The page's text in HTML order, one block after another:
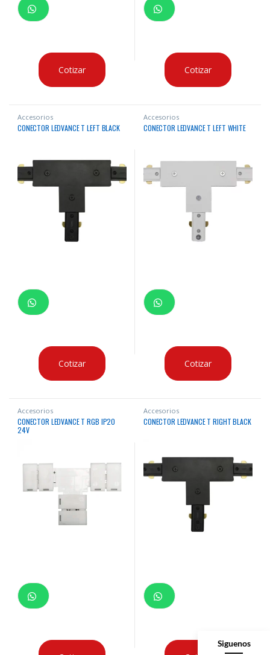
Cotizar Cotizar
Accesorios
CONECTOR LEDVANCE T LEFT BLACK
Cotizar
Accesorios
CONECTOR LEDVANCE T LEFT WHITE
Cotizar
Accesorios
CONECTOR LEDVANCE T RGB IP20
24V
Accesorios
CONECTOR LEDVANCE T RIGHT BLACK
Siguenos